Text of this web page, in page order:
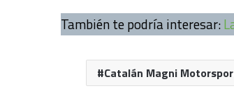
También te podría interesar:
Catalán Magni